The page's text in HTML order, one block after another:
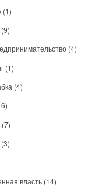
(1)
(9)
(4)
(1)
(4)
(7)
(3)
власть (14)